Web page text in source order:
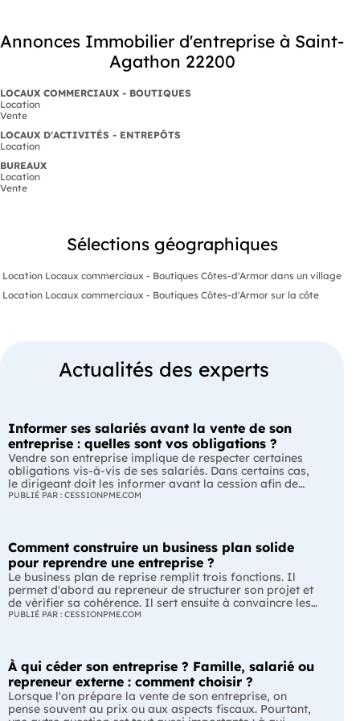
Annonces Immobilier d'entreprise à Saint-
Agathon 22200
LOCAUX COMMERCIAUX - BOUTIQUES
Location
Vente
LOCAUX D'ACTIVITÉS - ENTREPÔTS
Location
BUREAUX
Location
Vente
Sélections géographiques
Location Locaux commerciaux - Boutiques Côtes-d'Armor dans un village
Location Locaux commerciaux - Boutiques Côtes-d'Armor sur la côte
Actualités des experts
Informer ses salariés avant la vente de son
entreprise : quelles sont vos obligations ?
Vendre son entreprise implique de respecter certaines
obligations vis-à-vis de ses salariés. Dans certains cas,
le dirigeant doit les informer avant la cession afin de
leur permettre, s'ils le souhaitent, de présenter une offre
L'essentiel Les entreprises de moins de 250 salariés sont
soumises, dans certains cas, à une obligation
d'information préalable des salariés. Cette obligation
concerne la vente d'un fonds de commerce ou la cession
de la majorité des titres d'une société. Le délai
d'information varie selon la taille de l'entreprise. Les
L'obligation d'information concerne uniquement
certaines entreprises et certaines opérations de cession.
Vous êtes concerné si : votre entreprise emploie moins
de 250 salariés ; vous vendez votre fonds de commerce
ou plus de 50 % des parts sociales ou des actions de
PUBLIÉ PAR : CESSIONPME.COM
Comment construire un business plan solide
pour reprendre une entreprise ?
Le business plan de reprise remplit trois fonctions. Il
permet d'abord au repreneur de structurer son projet et
de vérifier sa cohérence. Il sert ensuite à convaincre les
banques et les partenaires financiers de l'accompagner.
consiste pas à reprendre les anciens comptes de
l'entreprise. Il explique comment l'entreprise évoluera
après le changement de dirigeant. C'est un document
indispensable pour structurer votre projet et convaincre
PUBLIÉ PAR : CESSIONPME.COM
À qui céder son entreprise ? Famille, salarié ou
repreneur externe : comment choisir ?
Lorsque l'on prépare la vente de son entreprise, on
pense souvent au prix ou aux aspects fiscaux. Pourtant,